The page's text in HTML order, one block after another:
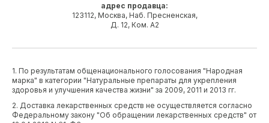
адрес продавца:
123112, Москва, Наб. Пресненская,
Д. 12, Ком. А2
1. По результатам общенационального голосования "Народная
марка" в категории "Натуральные препараты для укрепления
здоровья и улучшения качества жизни" за 2009, 2011 и 2013 гг.
2. Доставка лекарственных средств не осуществляется согласно
Федеральному закону "Об обращении лекарственных средств" от